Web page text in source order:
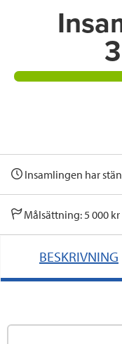
Insamlingen har
Målsättning: 5 000 kr
BESKRIVNING